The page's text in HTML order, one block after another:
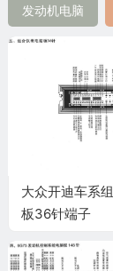
发动机电脑
大众开迪车系
板36针端子